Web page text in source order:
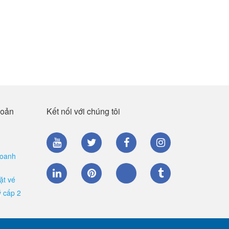
vé
cấp 2
Kết nối với chúng tôi